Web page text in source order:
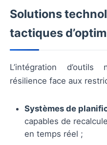
Solutions
tactiques
L’intégration
résilience face aux
Systèmes de
capables de
en temps réel ;